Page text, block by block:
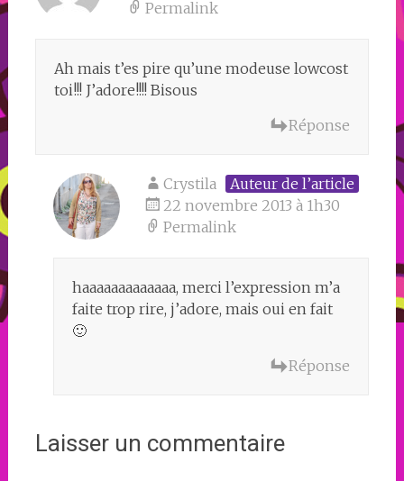
Permalink
Ah mais t’es pire qu’une modeuse lowcost
toi!!! J’adore!!!! Bisous
Réponse
Crystila
Auteur de l’article
22 novembre 2013 à 1h30
Permalink
haaaaaaaaaaaaa, merci l’expression m’a
faite trop rire, j’adore, mais oui en fait
🙂
Réponse
Laisser un commentaire